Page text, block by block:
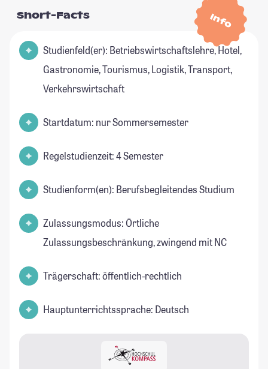
Info
Short-Facts
Studienfeld(er): Betriebswirtschaftslehre, Hotel,
Gastronomie, Tourismus, Logistik, Transport,
Verkehrswirtschaft
Startdatum: nur Sommersemester
Regelstudienzeit: 4 Semester
Studienform(en): Berufsbegleitendes Studium
Zulassungsmodus: Örtliche
Zulassungsbeschränkung, zwingend mit NC
Trägerschaft: öffentlich-rechtlich
Hauptunterrichtssprache: Deutsch